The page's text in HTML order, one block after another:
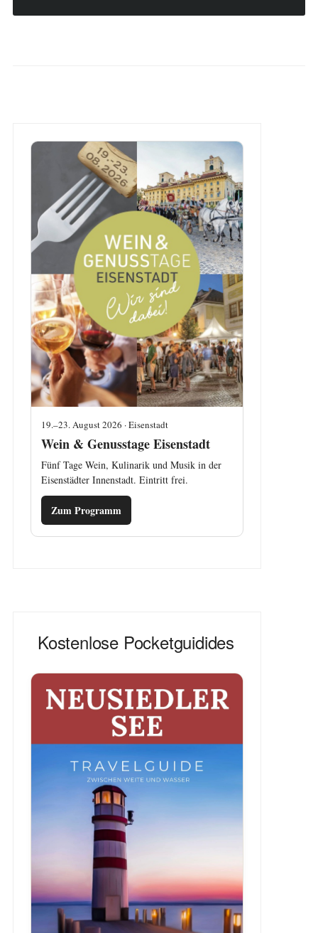
19.–23. August 2026 · Eisenstadt
Wein & Genusstage Eisenstadt
Fünf Tage Wein, Kulinarik und Musik in der
Eisenstädter Innenstadt. Eintritt frei.
Zum Programm
Kostenlose Pocketguidides